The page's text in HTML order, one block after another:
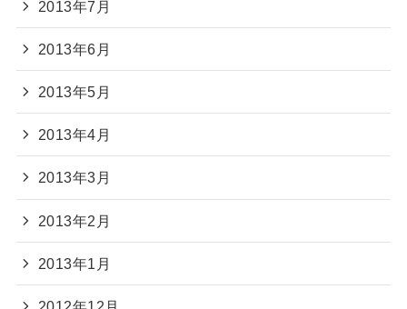
2013年7月
2013年6月
2013年5月
2013年4月
2013年3月
2013年2月
2013年1月